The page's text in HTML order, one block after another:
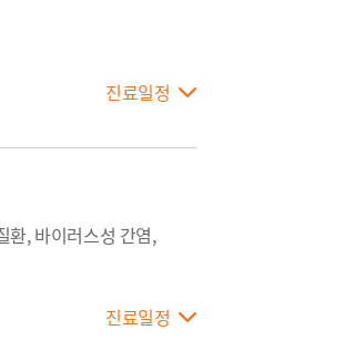
진료일정
환, 바이러스성 간염,
진료일정